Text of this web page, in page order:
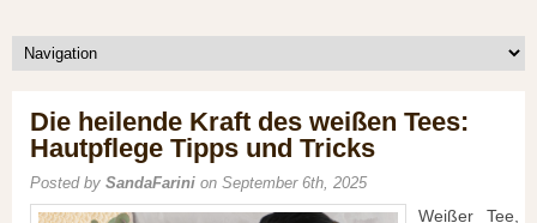
Die heilende Kraft des weißen Tees:
Hautpflege Tipps und Tricks
Posted by SandaFarini on September 6th, 2025
Weißer Tee,